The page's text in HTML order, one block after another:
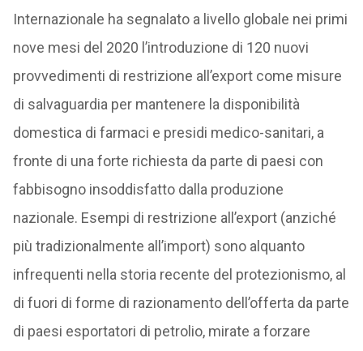
Internazionale ha segnalato a livello globale nei primi
nove mesi del 2020 l’introduzione di 120 nuovi
provvedimenti di restrizione all’export come misure
di salvaguardia per mantenere la disponibilità
domestica di farmaci e presidi medico-sanitari, a
fronte di una forte richiesta da parte di paesi con
fabbisogno insoddisfatto dalla produzione
nazionale. Esempi di restrizione all’export (anziché
più tradizionalmente all’import) sono alquanto
infrequenti nella storia recente del protezionismo, al
di fuori di forme di razionamento dell’offerta da parte
di paesi esportatori di petrolio, mirate a forzare